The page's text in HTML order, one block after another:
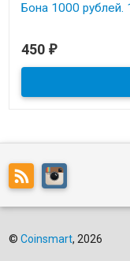
Бона 1000
450 ₽
© Coinsmart, 2026